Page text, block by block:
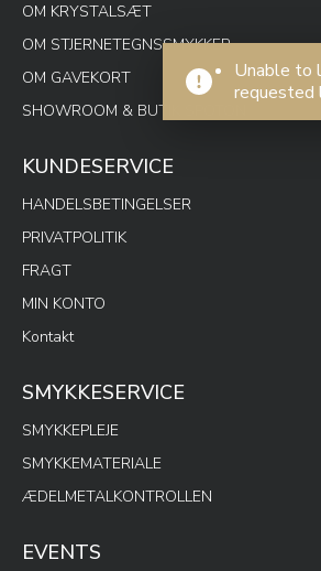
Unable to
requested
OM KRYSTALSÆT
OM STJERNETEGNSSMYKKER
OM GAVEKORT
SHOWROOM & BUTIK SPOTON
KUNDESERVICE
HANDELSBETINGELSER
PRIVATPOLITIK
FRAGT
MIN KONTO
Kontakt
SMYKKESERVICE
SMYKKEPLEJE
SMYKKEMATERIALE
ÆDELMETALKONTROLLEN
EVENTS